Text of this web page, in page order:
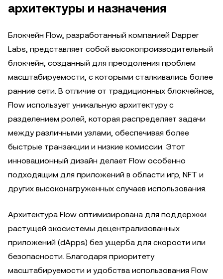
архитектуры и назначения
Блокчейн Flow, разработанный компанией Dapper
Labs, представляет собой высокопроизводительный
блокчейн, созданный для преодоления проблем
масштабируемости, с которыми сталкивались более
ранние сети. В отличие от традиционных блокчейнов,
Flow использует уникальную архитектуру с
разделением ролей, которая распределяет задачи
между различными узлами, обеспечивая более
быстрые транзакции и низкие комиссии. Этот
инновационный дизайн делает Flow особенно
подходящим для приложений в области игр, NFT и
других высоконагруженных случаев использования.
Архитектура Flow оптимизирована для поддержки
растущей экосистемы децентрализованных
приложений (dApps) без ущерба для скорости или
безопасности. Благодаря приоритету
масштабируемости и удобства использования Flow